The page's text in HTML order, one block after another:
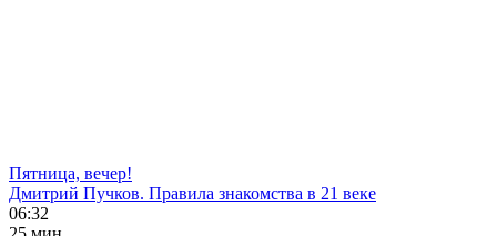
Пятница, вечер!
Дмитрий Пучков. Правила знакомства в 21 веке
06:32